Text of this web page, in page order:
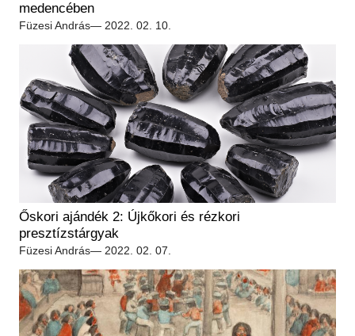
medencében
Füzesi András— 2022. 02. 10.
Őskori ajándék 2: Újkőkori és rézkori
presztízstárgyak
Füzesi András— 2022. 02. 07.